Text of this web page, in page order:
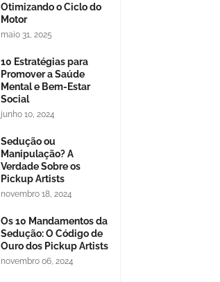
Otimizando o Ciclo do
Motor
maio 31, 2025
10 Estratégias para
Promover a Saúde
Mental e Bem-Estar
Social
junho 10, 2024
Sedução ou
Manipulação? A
Verdade Sobre os
Pickup Artists
novembro 18, 2024
Os 10 Mandamentos da
Sedução: O Código de
Ouro dos Pickup Artists
novembro 06, 2024